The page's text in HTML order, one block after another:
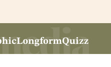
LongformQuizz